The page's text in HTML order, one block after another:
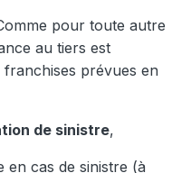
pour toute autre
au tiers est
prévues en
de sinistre,
en cas de sinistre (à